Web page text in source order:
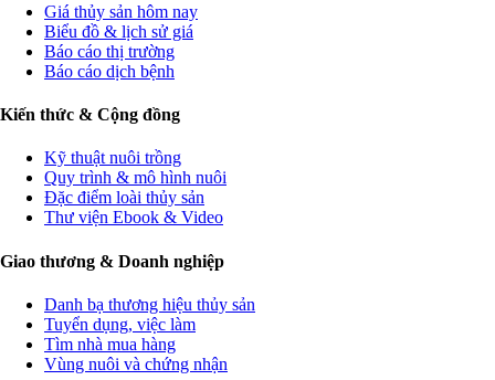
Giá thủy sản hôm nay
Biểu đồ & lịch sử giá
Báo cáo thị trường
Báo cáo dịch bệnh
Kiến thức & Cộng đồng
Kỹ thuật nuôi trồng
Quy trình & mô hình nuôi
Đặc điểm loài thủy sản
Thư viện Ebook & Video
Giao thương & Doanh nghiệp
Danh bạ thương hiệu thủy sản
Tuyển dụng, việc làm
Tìm nhà mua hàng
Vùng nuôi và chứng nhận